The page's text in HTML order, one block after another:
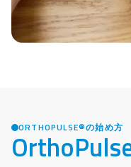
ORTHOPULSE®の始め方